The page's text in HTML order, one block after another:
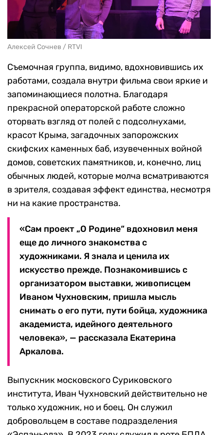
Алексей Сочнев / RTVI
Съемочная группа, видимо, вдохновившись их
работами, создала внутри фильма свои яркие и
запоминающиеся полотна. Благодаря
прекрасной операторской работе сложно
оторвать взгляд от полей с подсолнухами,
красот Крыма, загадочных запорожских
скифских каменных баб, изувеченных войной
домов, советских памятников, и, конечно, лиц
обычных людей, которые молча всматриваются
в зрителя, создавая эффект единства, несмотря
ни на какие пространства.
«Сам проект „О Родине“ вдохновил меня
еще до личного знакомства с
художниками. Я знала и ценила их
искусство прежде. Познакомившись с
организатором выставки, живописцем
Иваном Чухновским, пришла мысль
снимать о его пути, пути бойца, художника
академиста, идейного деятельного
человека», — рассказала Екатерина
Аркалова.
Выпускник московского Суриковского
института, Иван Чухновский действительно не
только художник, но и боец. Он служил
добровольцем в составе подразделения